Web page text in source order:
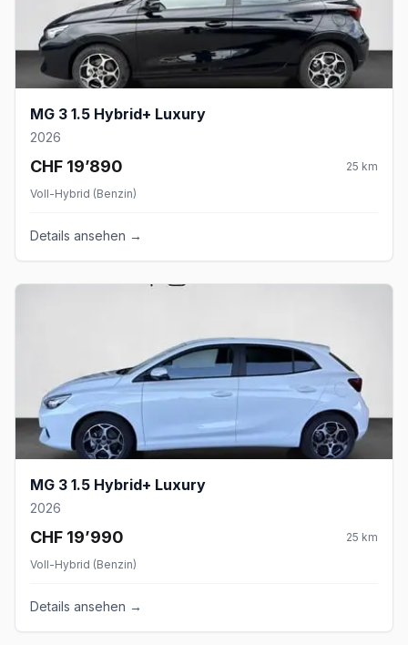
MG 3 1.5 Hybrid+ Luxury
2026
CHF 19’890 25 km
Voll-Hybrid (Benzin)
Details ansehen →
MG 3 1.5 Hybrid+ Luxury
2026
CHF 19’990 25 km
Voll-Hybrid (Benzin)
Details ansehen →